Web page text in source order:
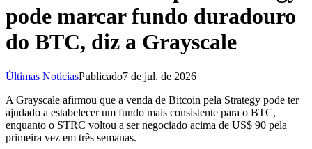
pode marcar fundo duradouro
do BTC, diz a Grayscale
Últimas NotíciasPublicado7 de jul. de 2026
A Grayscale afirmou que a venda de Bitcoin pela Strategy pode ter
ajudado a estabelecer um fundo mais consistente para o BTC,
enquanto o STRC voltou a ser negociado acima de US$ 90 pela
primeira vez em três semanas.